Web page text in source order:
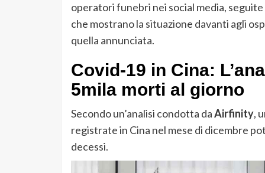
operatori funebri nei social media,
che mostrano la situazione davanti agli
quella annunciata.
Covid-19 in Cina:
5mila morti al giorno
Secondo un’analisi condotta daAirfinity,
registrate in Cina nel mese di dicembre
decessi.